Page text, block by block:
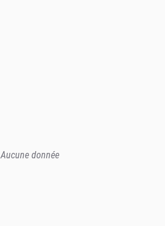
Aucune donnée